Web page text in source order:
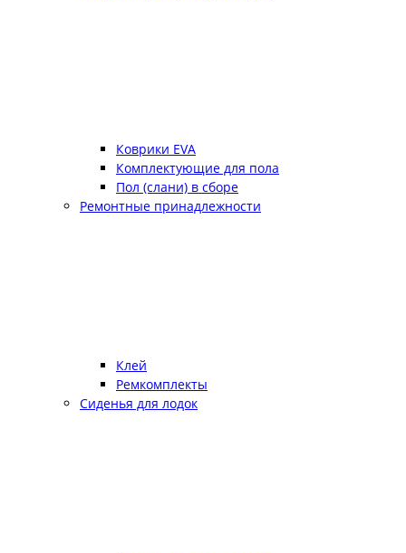
Коврики EVA
Комплектующие для пола
Пол (слани) в сборе
Ремонтные принадлежности
Клей
Ремкомплекты
Сиденья для лодок